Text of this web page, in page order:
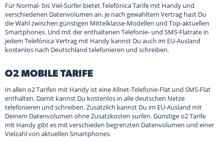
Für Normal- bis Viel-Surfer bietet Telefónica Tarife mit Handy und
verschiedenen Datenvolumen an. Je nach gewähltem Vertrag hast Du
die Wahl zwischen günstigen Mittelklasse-Modellen und Top-aktuellen
Smartphones. Und mit der enthaltenen Telefonie- und SMS-Flatrate in
jedem Telefónica Vertrag mit Handy kannst Du auch im EU-Ausland
kostenlos nach Deutschland telefonieren und schreiben.
O2 MOBILE TARIFE
In allen o2 Tarifen mit Handy ist eine Allnet-Telefonie-Flat und SMS-Flat
enthalten. Damit kannst Du kostenlos in alle deutschen Netze
telefonieren und schreiben. Zusätzlich kannst Du im EU-Ausland mit
Deinem Datenvolumen ohne Zusatzkosten surfen. Günstige o2 Tarife
mit Handy gibt es mit verschieden begrenzten Datenvolumen und einer
Vielzahl von aktuellen Smartphones.